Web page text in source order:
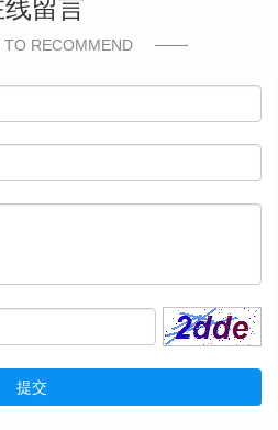
留言
TO RECOMMEND
提交